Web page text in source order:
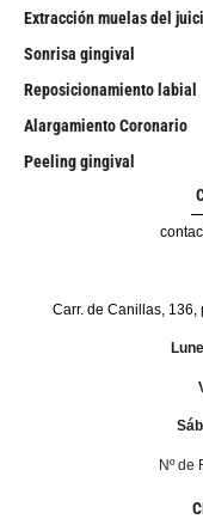
Extracción muelas del
Sonrisa gingival
Reposicionamiento labial
Alargamiento Coronario
Peeling gingival
Carr. de Canillas, 136,
Nº de